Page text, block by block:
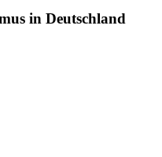
in Deutschland